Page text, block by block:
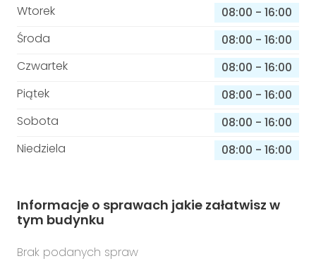
Wtorek
08:00 - 16:00
Środa
08:00 - 16:00
Czwartek
08:00 - 16:00
Piątek
08:00 - 16:00
Sobota
08:00 - 16:00
Niedziela
08:00 - 16:00
Informacje o sprawach jakie załatwisz w
tym budynku
Brak podanych spraw